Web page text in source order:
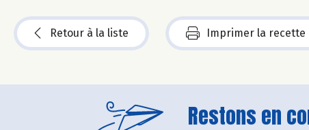
Retour à la liste Imprimer la recette
Restons en